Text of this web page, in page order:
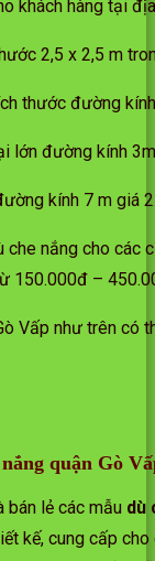
khách hàng tại
2,5 x 2,5 m
thước đường
lớn đường kính
kính 7 m giá
nắng cho
150.000đ –
Vấp như trên
quận Gò
bán lẻ các mẫu dù
kế, cung cấp